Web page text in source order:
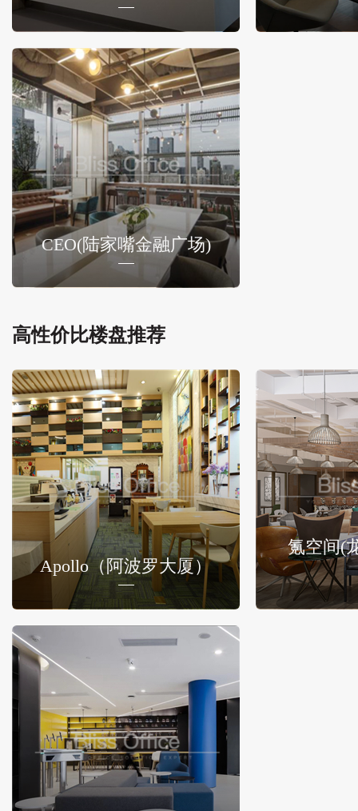
CEO(陆家嘴金融广场)
高性价比楼盘推荐
Apollo（阿波罗大厦）
氪空间(